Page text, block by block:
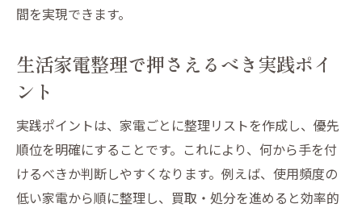
間を実現できます。
生活家電整理で押さえるべき実践ポイ
ント
実践ポイントは、家電ごとに整理リストを作成し、優先
順位を明確にすることです。これにより、何から手を付
けるべきか判断しやすくなります。例えば、使用頻度の
低い家電から順に整理し、買取・処分を進めると効率的